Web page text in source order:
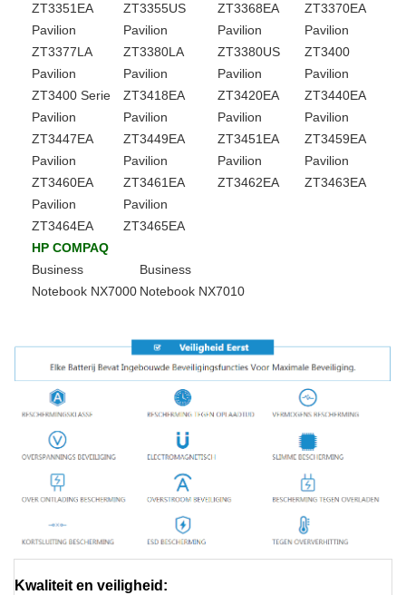
ZT3351EA
ZT3355US
ZT3368EA
ZT3370EA
Pavilion
ZT3377LA
Pavilion
ZT3380LA
Pavilion
ZT3380US
Pavilion
ZT3400
Pavilion
ZT3400 Serie
Pavilion
ZT3418EA
Pavilion
ZT3420EA
Pavilion
ZT3440EA
Pavilion
ZT3447EA
Pavilion
ZT3449EA
Pavilion
ZT3451EA
Pavilion
ZT3459EA
Pavilion
ZT3460EA
Pavilion
ZT3461EA
Pavilion
ZT3462EA
Pavilion
ZT3463EA
Pavilion
ZT3464EA
Pavilion
ZT3465EA
HP COMPAQ
Business
Notebook NX7000
Business
Notebook NX7010
Kwaliteit en veiligheid: